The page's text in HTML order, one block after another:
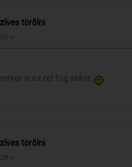
törõlni
»
is ezzel fog akkor.
törõlni
»